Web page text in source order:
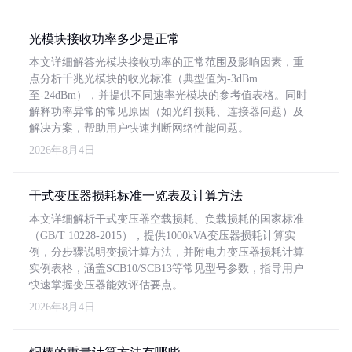
光模块接收功率多少是正常
本文详细解答光模块接收功率的正常范围及影响因素，重
点分析千兆光模块的收光标准（典型值为-3dBm
至-24dBm），并提供不同速率光模块的参考值表格。同时
解释功率异常的常见原因（如光纤损耗、连接器问题）及
解决方案，帮助用户快速判断网络性能问题。
2026年8月4日
干式变压器损耗标准一览表及计算方法
本文详细解析干式变压器空载损耗、负载损耗的国家标准
（GB/T 10228-2015），提供1000kVA变压器损耗计算实
例，分步骤说明变损计算方法，并附电力变压器损耗计算
实例表格，涵盖SCB10/SCB13等常见型号参数，指导用户
快速掌握变压器能效评估要点。
2026年8月4日